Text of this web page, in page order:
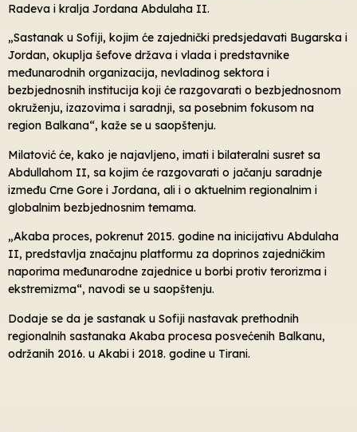
Radeva i kralja Jordana Abdulaha II.
„Sastanak u Sofiji, kojim će zajednički predsjedavati Bugarska i
Jordan, okuplja šefove država i vlada i predstavnike
međunarodnih organizacija, nevladinog sektora i
bezbjednosnih institucija koji će razgovarati o bezbjednosnom
okruženju, izazovima i saradnji, sa posebnim fokusom na
region Balkana“, kaže se u saopštenju.
Milatović će, kako je najavljeno, imati i bilateralni susret sa
Abdullahom II, sa kojim će razgovarati o jačanju saradnje
između Crne Gore i Jordana, ali i o aktuelnim regionalnim i
globalnim bezbjednosnim temama.
„Akaba proces, pokrenut 2015. godine na inicijativu Abdulaha
II, predstavlja značajnu platformu za doprinos zajedničkim
naporima međunarodne zajednice u borbi protiv terorizma i
ekstremizma“, navodi se u saopštenju.
Dodaje se da je sastanak u Sofiji nastavak prethodnih
regionalnih sastanaka Akaba procesa posvećenih Balkanu,
održanih 2016. u Akabi i 2018. godine u Tirani.